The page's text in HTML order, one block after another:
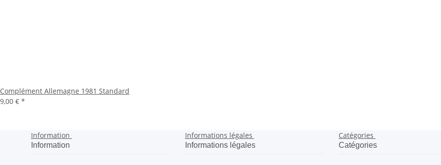
Complément Allemagne 1981 Standard
9,00 € *
Information
Information
Informations légales
Informations légales
Catégories
Catégories